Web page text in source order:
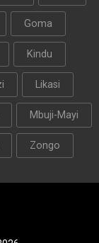
Goma
Kindu
Likasi
Mbuji-Mayi
Zongo